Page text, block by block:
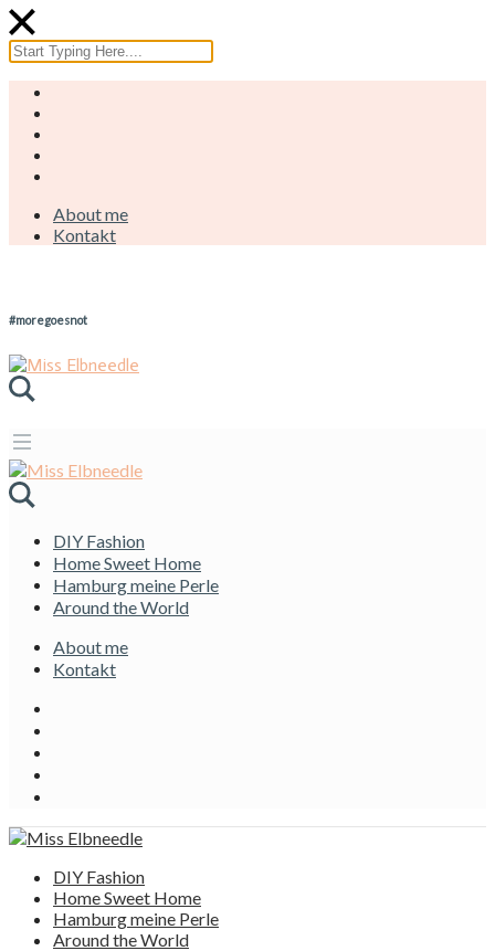
About me
Kontakt
#moregoesnot
DIY Fashion
Home Sweet Home
Hamburg meine Perle
Around the World
About me
Kontakt
DIY Fashion
Home Sweet Home
Hamburg meine Perle
Around the World